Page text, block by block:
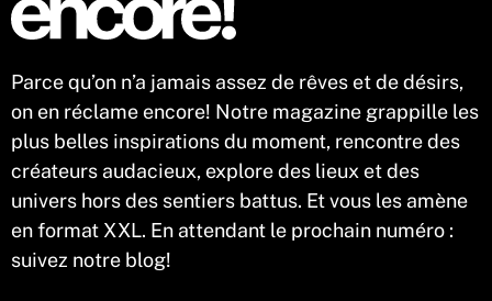
Parce qu’on n’a jamais assez de rêves et de désirs,
on en réclame encore! Notre magazine grappille les
plus belles inspirations du moment, rencontre des
créateurs audacieux, explore des lieux et des
univers hors des sentiers battus. Et vous les amène
en format XXL. En attendant le prochain numéro :
suivez notre blog!